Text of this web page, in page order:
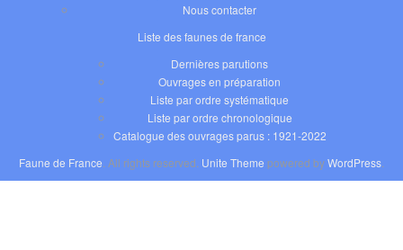
Nous contacter
Liste des faunes de france
Dernières parutions
Ouvrages en préparation
Liste par ordre systématique
Liste par ordre chronologique
Catalogue des ouvrages parus : 1921-2022
Faune de France . All rights reserved. Unite Theme powered byWordPress